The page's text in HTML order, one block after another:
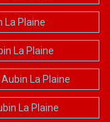
La Plaine
La Plaine
La Plaine
La Plaine